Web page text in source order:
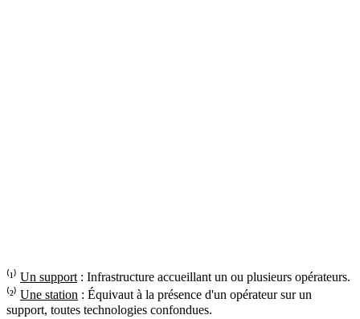
⁽¹⁾ Un support : Infrastructure accueillant un ou plusieurs opérateurs.
⁽²⁾ Une station : Équivaut à la présence d'un opérateur sur un
support, toutes technologies confondues.